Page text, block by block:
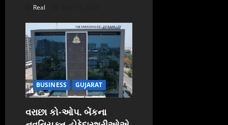
Real
BUSINESS GUJARAT
વરાછા કો-ઓપ. બેંકના